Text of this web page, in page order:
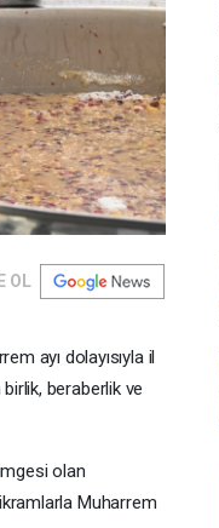
OL
ayı dolayısıyla il
beraberlik ve
olan
Muharrem